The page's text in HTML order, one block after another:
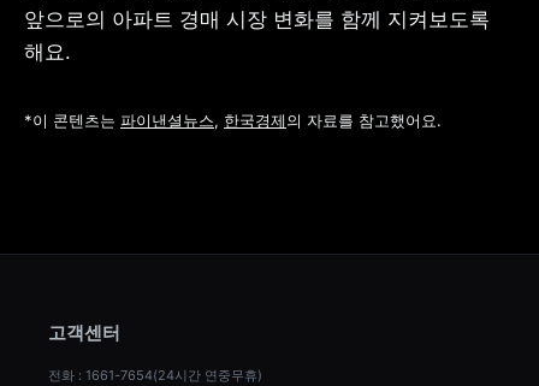
앞으로의 아파트 경매 시장 변화를 함께 지켜보도록
해요.
*이 콘텐츠는 파이낸셜뉴스, 한국경제의 자료를 참고했어요.
고객센터
전화 : 1661-7654(24시간 연중무휴)